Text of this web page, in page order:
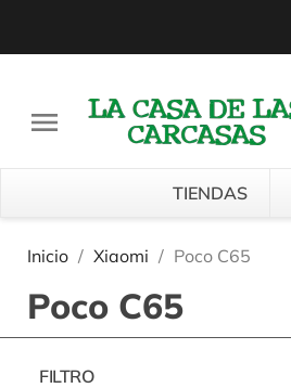

TIENDAS
Inicio Xiaomi Poco C65
Poco C65
FILTRO